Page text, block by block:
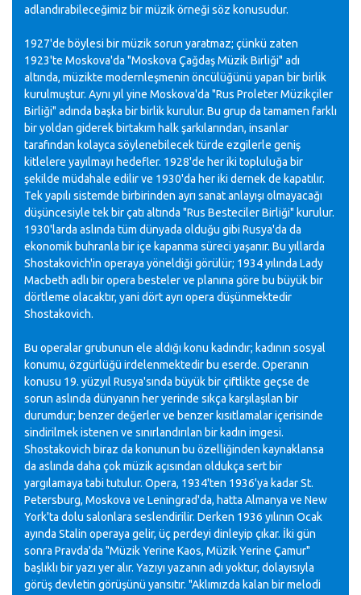
adlandırabileceğimiz bir müzik örneği söz konusudur.
1927'de böylesi bir müzik sorun yaratmaz; çünkü zaten
1923'te Moskova'da "Moskova Çağdaş Müzik Birliği" adı
altında, müzikte modernleşmenin öncülüğünü yapan bir birlik
kurulmuştur. Aynı yıl yine Moskova'da "Rus Proleter Müzikçiler
Birliği" adında başka bir birlik kurulur. Bu grup da tamamen farklı
bir yoldan giderek birtakım halk şarkılarından, insanlar
tarafından kolayca söylenebilecek türde ezgilerle geniş
kitlelere yayılmayı hedefler. 1928'de her iki topluluğa bir
şekilde müdahale edilir ve 1930'da her iki dernek de kapatılır.
Tek yapılı sistemde birbirinden ayrı sanat anlayışı olmayacağı
düşüncesiyle tek bir çatı altında "Rus Besteciler Birliği" kurulur.
1930'larda aslında tüm dünyada olduğu gibi Rusya'da da
ekonomik buhranla bir içe kapanma süreci yaşanır. Bu yıllarda
Shostakovich'in operaya yöneldiği görülür; 1934 yılında Lady
Macbeth adlı bir opera besteler ve planına göre bu büyük bir
dörtleme olacaktır, yani dört ayrı opera düşünmektedir
Shostakovich.
Bu operalar grubunun ele aldığı konu kadındır; kadının sosyal
konumu, özgürlüğü irdelenmektedir bu eserde. Operanın
konusu 19. yüzyıl Rusya'sında büyük bir çiftlikte geçse de
sorun aslında dünyanın her yerinde sıkça karşılaşılan bir
durumdur; benzer değerler ve benzer kısıtlamalar içerisinde
sindirilmek istenen ve sınırlandırılan bir kadın imgesi.
Shostakovich biraz da konunun bu özelliğinden kaynaklansa
da aslında daha çok müzik açısından oldukça sert bir
yargılamaya tabi tutulur. Opera, 1934'ten 1936'ya kadar St.
Petersburg, Moskova ve Leningrad'da, hatta Almanya ve New
York'ta dolu salonlara seslendirilir. Derken 1936 yılının Ocak
ayında Stalin operaya gelir, üç perdeyi dinleyip çıkar. İki gün
sonra Pravda'da "Müzik Yerine Kaos, Müzik Yerine Çamur"
başlıklı bir yazı yer alır. Yazıyı yazanın adı yoktur, dolayısıyla
görüş devletin görüşünü yansıtır. "Aklımızda kalan bir melodi